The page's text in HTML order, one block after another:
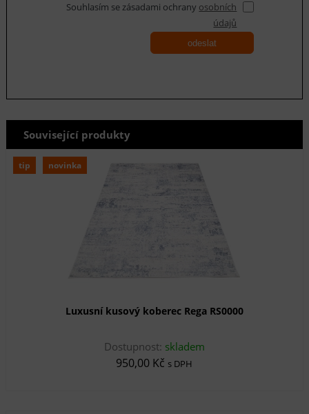
Souhlasím se zásadami ochrany osobních
údajů
odeslat
Související produkty
tip novinka
Luxusní kusový koberec Rega RS0000
Dostupnost: skladem
950,00 Kč s DPH